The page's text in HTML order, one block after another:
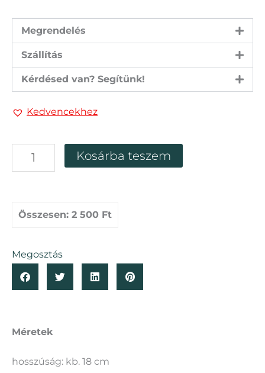
Méretek
hosszúság: kb. 18 cm
Megrendelés
Szállítás
Kérdésed van? Segítünk!
Kedvencekhez
florárium
Kosárba teszem
Összesen: 2 500 Ft
Megosztás